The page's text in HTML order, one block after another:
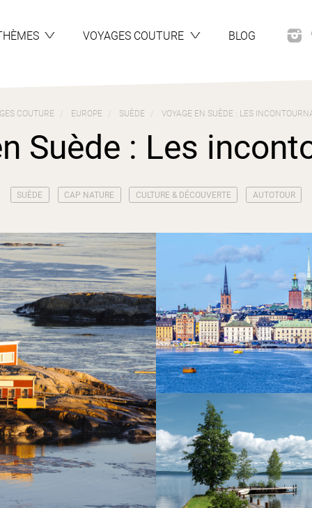
VOYAGES COUTURE BLOG
COUTURE EUROPE SUÈDE VOYAGE EN SUÈDE : LES
Suède : Les
SUÈDE CAP NATURE CULTURE & DÉCOUVERTE AUTOTOUR